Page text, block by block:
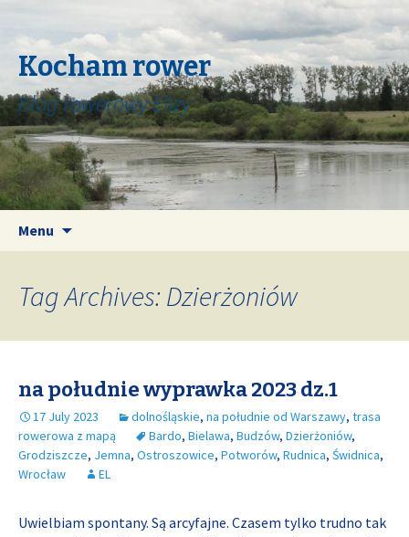
Kocham rower
blog rowerowy Elizy
Menu
Tag Archives: Dzierżoniów
na południe wyprawka 2023 dz.1
17 July 2023 dolnośląskie, na południe od Warszawy, trasa
rowerowa z mapą
Bardo, Bielawa, Budzów, Dzierżoniów,
Grodziszcze, Jemna, Ostroszowice, Potworów, Rudnica, Świdnica,
Wrocław
EL
Uwielbiam spontany. Są arcyfajne. Czasem tylko trudno tak